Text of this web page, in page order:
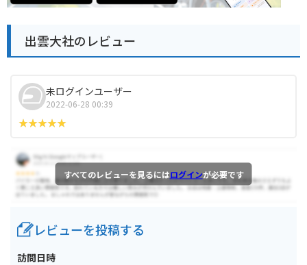
出雲大社のレビュー
未ログインユーザー
2022-06-28 00:39
すべてのレビューを見るにはログインが必要です
レビューを投稿する
訪問日時